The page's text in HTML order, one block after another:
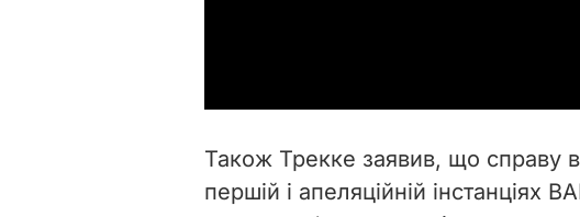
i
Також Трекке заявив, що справу
першій і апеляційній інстанціях